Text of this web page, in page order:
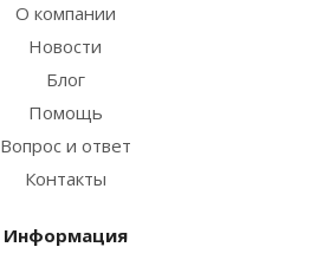
О компании
Новости
Блог
Помощь
Вопрос и ответ
Контакты
Информация